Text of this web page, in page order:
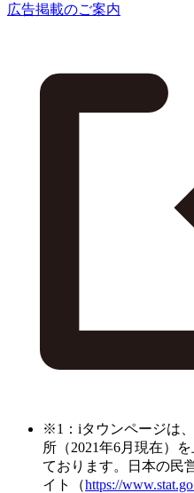
広告掲載のご案内
※1：iタウンページは
所（2021年6月現在）
ております。日本の民
イト（https://